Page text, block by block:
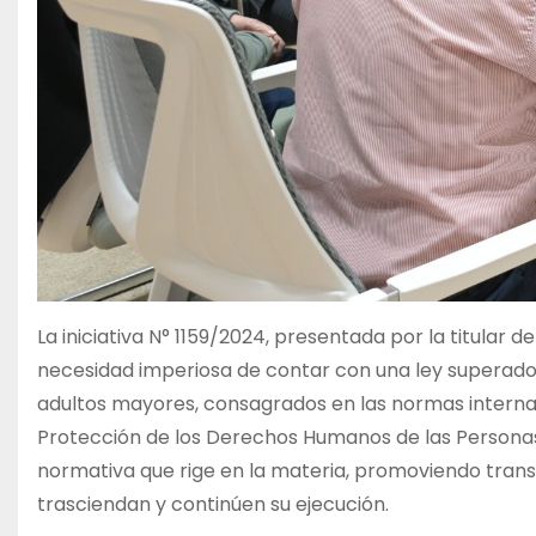
La iniciativa N° 1159/2024, presentada por la titular
necesidad imperiosa de contar con una ley
adultos mayores, consagrados en las normas
Protección de los Derechos Humanos de las
normativa que rige en la materia, promoviendo
trasciendan y continúen su ejecución.